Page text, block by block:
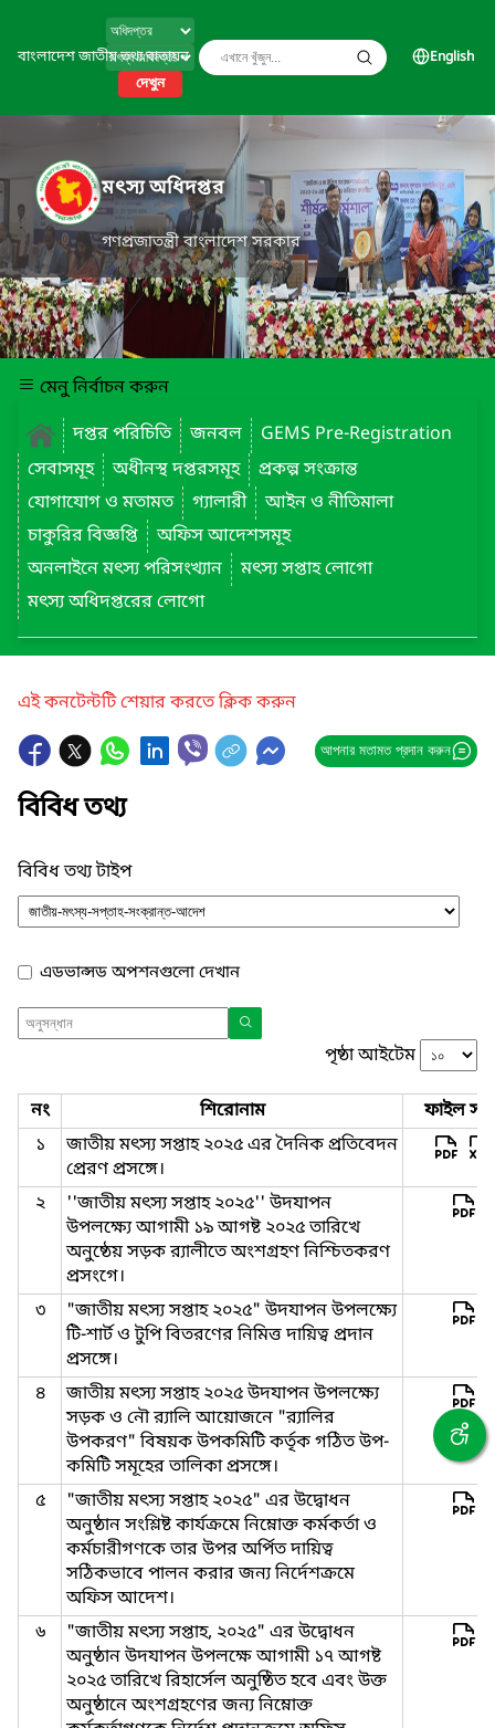
বাংলাদেশ জাতীয় তথ্য বাতায়ন
দেখুন
English
মৎস্য অধিদপ্তর
গণপ্রজাতন্ত্রী বাংলাদেশ সরকার
মেনু নির্বাচন করুন
দপ্তর পরিচিতি
জনবল
GEMS Pre-Registration
সেবাসমূহ
অধীনস্থ দপ্তরসমূহ
প্রকল্প সংক্রান্ত
যোগাযোগ ও মতামত
গ্যালারী
আইন ও নীতিমালা
চাকুরির বিজ্ঞপ্তি
অফিস আদেশসমূহ
অনলাইনে মৎস্য পরিসংখ্যান
মৎস্য সপ্তাহ লোগো
মৎস্য অধিদপ্তরের লোগো
এই কনটেন্টটি শেয়ার করতে ক্লিক করুন
আপনার মতামত প্রদান করুন
বিবিধ তথ্য
বিবিধ তথ্য টাইপ
এডভান্সড অপশনগুলো দেখান
পৃষ্ঠা আইটেম
নং শিরোনাম
ফাইল
১
জাতীয় মৎস্য সপ্তাহ ২০২৫ এর দৈনিক প্রতিবেদন
প্রেরণ প্রসঙ্গে।
২
''জাতীয় মৎস্য সপ্তাহ ২০২৫'' উদযাপন
উপলক্ষ্যে আগামী ১৯ আগষ্ট ২০২৫ তারিখে
অনুষ্ঠেয় সড়ক র‍্যালীতে অংশগ্রহণ নিশ্চিতকরণ
প্রসংগে।
৩
"জাতীয় মৎস্য সপ্তাহ ২০২৫" উদযাপন উপলক্ষ্যে
টি-শার্ট ও টুপি বিতরণের নিমিত্ত দায়িত্ব প্রদান
প্রসঙ্গে।
৪
জাতীয় মৎস্য সপ্তাহ ২০২৫ উদযাপন উপলক্ষ্যে
সড়ক ও নৌ র‍্যালি আয়োজনে "র‍্যালির
উপকরণ" বিষয়ক উপকমিটি কর্তৃক গঠিত উপ-
কমিটি সমূহের তালিকা প্রসঙ্গে।
৫
"জাতীয় মৎস্য সপ্তাহ ২০২৫" এর উদ্বোধন
অনুষ্ঠান সংশ্লিষ্ট কার্যক্রমে নিম্নোক্ত কর্মকর্তা ও
কর্মচারীগণকে তার উপর অর্পিত দায়িত্ব
সঠিকভাবে পালন করার জন্য নির্দেশক্রমে
অফিস আদেশ।
৬
"জাতীয় মৎস্য সপ্তাহ, ২০২৫" এর উদ্বোধন
অনুষ্ঠান উদযাপন উপলক্ষে আগামী ১৭ আগষ্ট
২০২৫ তারিখে রিহার্সেল অনুষ্ঠিত হবে এবং উক্ত
অনুষ্ঠানে অংশগ্রহণের জন্য নিম্নোক্ত